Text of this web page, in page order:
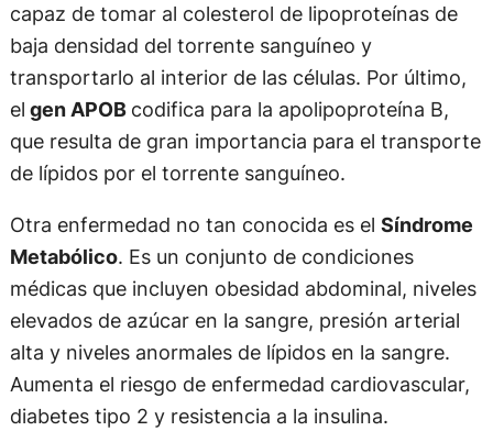
capaz de tomar al colesterol de lipoproteínas de
baja densidad del torrente sanguíneo y
transportarlo al interior de las células. Por último,
el gen APOB codifica para la apolipoproteína B,
que resulta de gran importancia para el transporte
de lípidos por el torrente sanguíneo.
Otra enfermedad no tan conocida es el Síndrome
Metabólico. Es un conjunto de condiciones
médicas que incluyen obesidad abdominal, niveles
elevados de azúcar en la sangre, presión arterial
alta y niveles anormales de lípidos en la sangre.
Aumenta el riesgo de enfermedad cardiovascular,
diabetes tipo 2 y resistencia a la insulina.